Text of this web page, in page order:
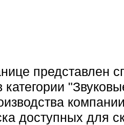
представлен
категории
доступных для